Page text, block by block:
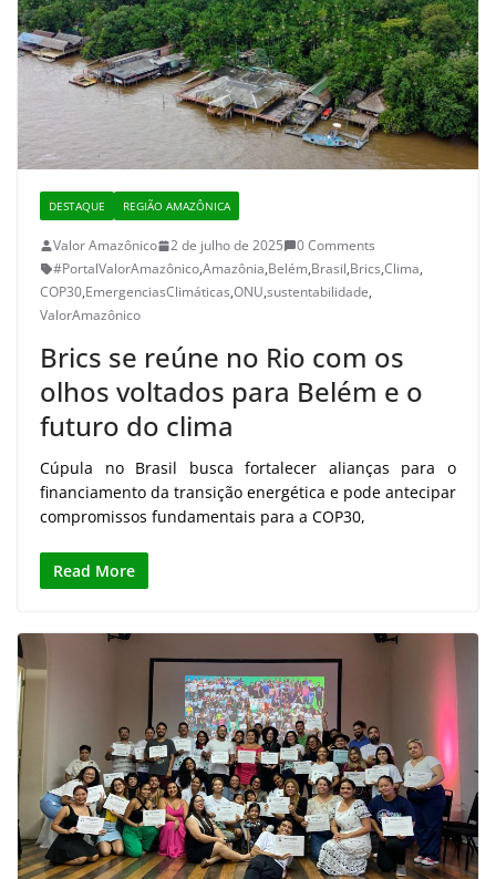
DESTAQUE REGIÃO AMAZÔNICA
Valor Amazônico 2 de julho de 2025
0 Comments
#PortalValorAmazônico,Amazônia,Belém,Brasil,Brics,Clima,
COP30,EmergenciasClimáticas,ONU,sustentabilidade,
ValorAmazônico
Brics se reúne no Rio com os
olhos voltados para Belém e o
futuro do clima
Cúpula no Brasil busca fortalecer alianças para o
financiamento da transição energética e pode antecipar
compromissos fundamentais para a COP30,
Read More